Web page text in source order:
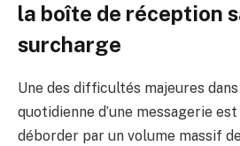
la boîte de réception
surcharge
Une des difficultés majeures
quotidienne d’une messagerie
déborder par un volume massif